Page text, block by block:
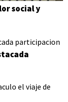
social y